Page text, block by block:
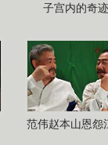
子宫内的奇迹
范伟赵本山恩怨